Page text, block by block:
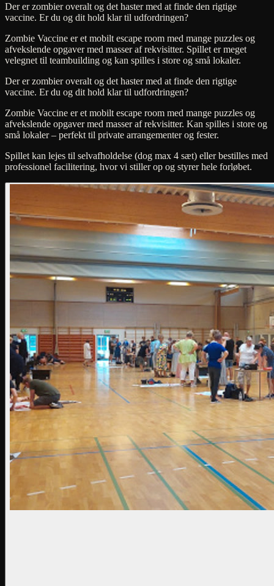
Der er zombier overalt og det haster med at finde den rigtige
vaccine. Er du og dit hold klar til udfordringen?
Zombie Vaccine er et mobilt escape room med mange puzzles og
afvekslende opgaver med masser af rekvisitter. Spillet er meget
velegnet til teambuilding og kan spilles i store og små lokaler.
Der er zombier overalt og det haster med at finde den rigtige
vaccine. Er du og dit hold klar til udfordringen?
Zombie Vaccine er et mobilt escape room med mange puzzles og
afvekslende opgaver med masser af rekvisitter. Kan spilles i store og
små lokaler – perfekt til private arrangementer og fester.
Spillet kan lejes til selvafholdelse (dog max 4 sæt) eller bestilles med
professionel facilitering, hvor vi stiller op og styrer hele forløbet.